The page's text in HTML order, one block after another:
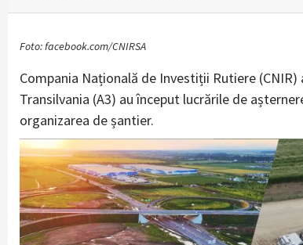
Foto: facebook.com/CNIRSA
Compania Națională de Investiții Rutiere
Transilvania (A3) au început lucrările de
organizarea de șantier.